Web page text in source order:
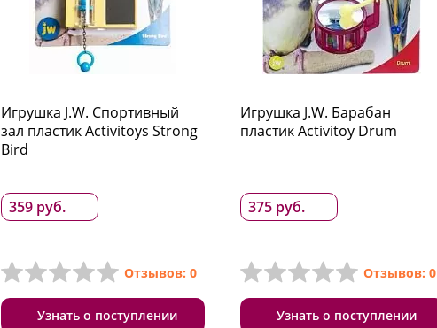
Игрушка J.W. Спортивный
зал пластик Activitoys Strong
Bird
359 руб.
Отзывов: 0
Узнать о поступлении
Игрушка J.W. Барабан
пластик Activitoy Drum
375 руб.
Отзывов: 0
Узнать о поступлении